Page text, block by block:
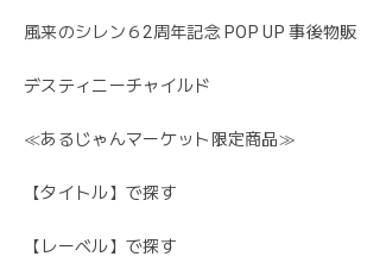
風来のシレン６2周年記念 POP UP 事後物販
デスティニーチャイルド
≪あるじゃんマーケット限定商品≫
【タイトル】で探す
【レーベル】で探す